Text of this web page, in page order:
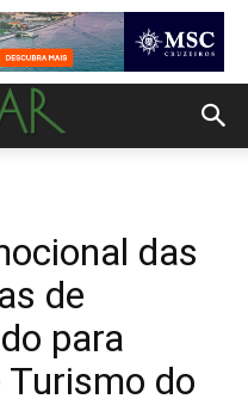
das
de
para
do